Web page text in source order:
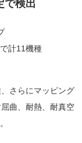
で検出
計11機種
さらにマッピング
曲、耐熱、耐真空